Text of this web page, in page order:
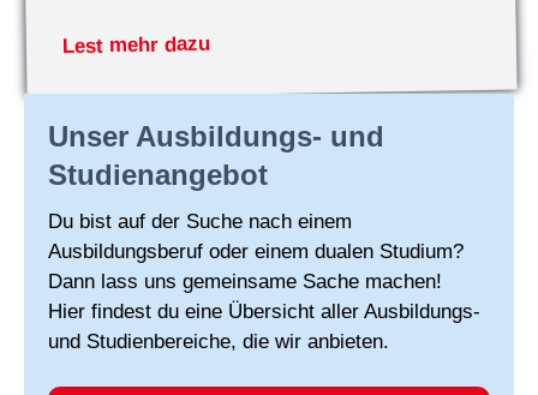
Lest mehr dazu
Unser Ausbildungs- und
Studienangebot
Du bist auf der Suche nach einem
Ausbildungsberuf oder einem dualen Studium?
Dann lass uns gemeinsame Sache machen!
Hier findest du eine Übersicht aller Ausbildungs-
und Studienbereiche, die wir anbieten.